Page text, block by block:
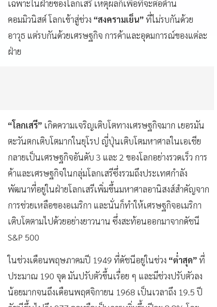
เฉพาะในฝ่ายของโลกเสรี เหตุผลก็เพื่อที่จะต่อต้าน
คอมมิวนิสต์ โลกเข้าสู่ช่วง “สงครามเย็น” ที่ไม่รบกันด้วย
อาวุธ แต่รบกันด้วยเศรษฐกิจ การค้าและอุดมการณ์ของแต่ละ
ฝ่าย
“โลกเสรี” เกิดความเจริญเติบโตทางเศรษฐกิจมาก เยอรมัน
ตะวันตกเติบโตมากในยุโรป ญี่ปุ่นเติบโตมหาศาลในเอเชีย
กลายเป็นเศรษฐกิจอันดับ 3 และ 2 ของโลกอย่างรวดเร็ว การ
ค้าและเศรษฐกิจในกลุ่มโลกเสรีซึ่งรวมถึงประเทศกำลัง
พัฒนาที่อยู่ในฝ่ายโลกเสรีเพิ่มขึ้นมหาศาลอานิสงส์สำคัญจาก
การช่วยเหลือของอเมริกา และนั่นก็ทำให้เศรษฐกิจอเมริกา
เติบโตตามไปด้วยอย่างยาวนาน ซึ่งสะท้อนออกมาจากดัชนี
S&P 500
ในช่วงเดือนพฤษภาคมปี 1949 ที่ดัชนีอยู่ในช่วง “ต่ำสุด” ที่
ประมาณ 190 จุด มันปรับตัวขึ้นเรื่อย ๆ และมีช่วงปรับตัวลง
น้อยมากจนถึงเดือนพฤศจิกายน 1968 เป็นเวลาถึง 19.5 ปี